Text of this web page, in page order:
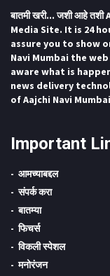
बातमी खरी... जशी आहे
Media Site. It is 24
assure you to show
Navi Mumbai the
aware what is
news delivery
of Aajchi Navi
Important
आमच्याबद्दल
संपर्क करा
बातम्या
फिचर्स
विकली स्पेशल
मनोरंजन